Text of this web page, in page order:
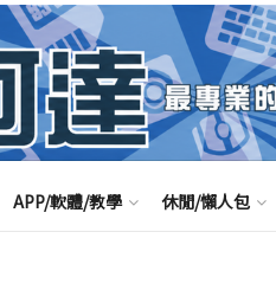
APP/軟體/教學 休閒/懶人包